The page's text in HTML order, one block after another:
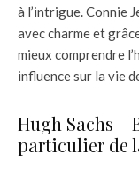
à l’intrigue. Connie
avec charme et
mieux comprendre
influence sur la vie
Hugh Sachs –
particulier de